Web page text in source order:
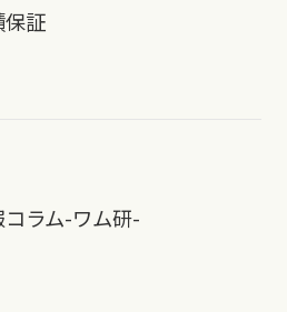
証
ラム-ワム研-